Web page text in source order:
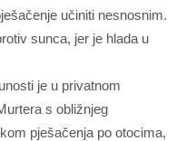
učiniti nesnosnim.
sunca, jer je hlada u
je u privatnom
s obližnjeg
pješačenja po otocima,